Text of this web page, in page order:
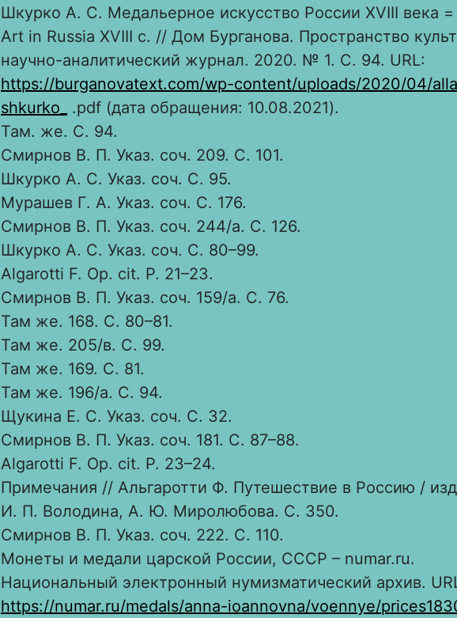
Шкурко А. С. Медальерное искусство России XVIII века
Art in Russia XVIII c. // Дом Бурганова. Пространство
научно-аналитический журнал. 2020. № 1. С. 94. URL:
https://burganovatext.com/wp-content/uploads/2020/04/
shkurko_
.pdf (дата обращения: 10.08.2021).
Там. же. С. 94.
Смирнов В. П. Указ. соч. 209. С. 101.
Шкурко А. С. Указ. соч. С. 95.
Мурашев Г. А. Указ. соч. С. 176.
Смирнов В. П. Указ. соч. 244/a. С. 126.
Шкурко А. С. Указ. соч. С. 80–99.
Algarotti F. Op. cit. P. 21–23.
Смирнов В. П. Указ. соч. 159/а. С. 76.
Там же. 168. С. 80–81.
Там же. 205/в. С. 99.
Там же. 169. С. 81.
Там же. 196/а. С. 94.
Щукина Е. С. Указ. соч. С. 32.
Смирнов В. П. Указ. соч. 181. С. 87–88.
Algarotti F. Op. cit. P. 23–24.
Примечания // Альгаротти Ф. Путешествие в Россию /
И. П. Володина, А. Ю. Миролюбова. С. 350.
Смирнов В. П. Указ. соч. 222. С. 110.
Монеты и медали царской России, СССР – numar.ru.
Национальный электронный нумизматический архив.
https://numar.ru/medals/anna-ioannovna/voennye/